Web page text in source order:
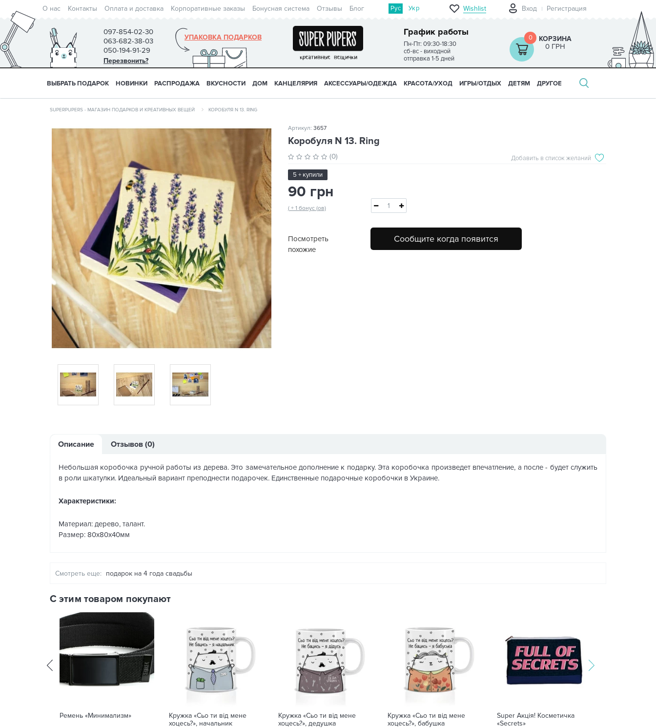
О нас Контакты Оплата и доставка Корпоративные заказы Бонусная система Отзывы Блог Рус Укр Wishlist Вход Регистрация
097-854-02-30
063-682-38-03
050-194-91-29
Перезвонить?
График работы
Пн-Пт: 09:30-18:30
сб-вс - виходной
отправка 1-5 дней
УПАКОВКА ПОДАРКОВ 0 КОРЗИНА
0 ГРН
ВЫБРАТЬ ПОДАРОК НОВИНКИ РАСПРОДАЖА ВКУСНОСТИ ДОМ КАНЦЕЛЯРИЯ АКСЕССУАРЫ/ОДЕЖДА КРАСОТА/УХОД ИГРЫ/ОТДЫХ ДЕТЯМ ДРУГОЕ
SUPERPUPERS - МАГАЗИН ПОДАРКОВ И КРЕАТИВНЫХ ВЕЩЕЙ КОРОБУЛЯ N 13. RING
Артикул: 3657
Коробуля N 13. Ring
(0) Добавить в список желаний
5 + купили
90 грн
( + 1 бонус (ов)
Посмотреть
похожие
Сообщите когда появится
Описание Отзывов (0)
Небольшая коробочка ручной работы из дерева. Это замечательное дополнение к подарку. Эта коробочка произведет впечатление, а после - будет служить
в роли шкатулки. Идеальный вариант преподнести подарочек. Единственные подарочные коробочки в Украине.
Характеристики:
Материал: дерево, талант.
Размер: 80х80х40мм
Смотреть еще: подарок на 4 года свадьбы
С этим товаром покупают
Ремень «Минимализм»
Кружка «Сьо ти від мене
хоцесь?», начальник
Кружка «Сьо ти від мене
хоцесь?», дедушка
Кружка «Сьо ти від мене
хоцесь?», бабушка
Super Акція! Косметичка
«Secrets»